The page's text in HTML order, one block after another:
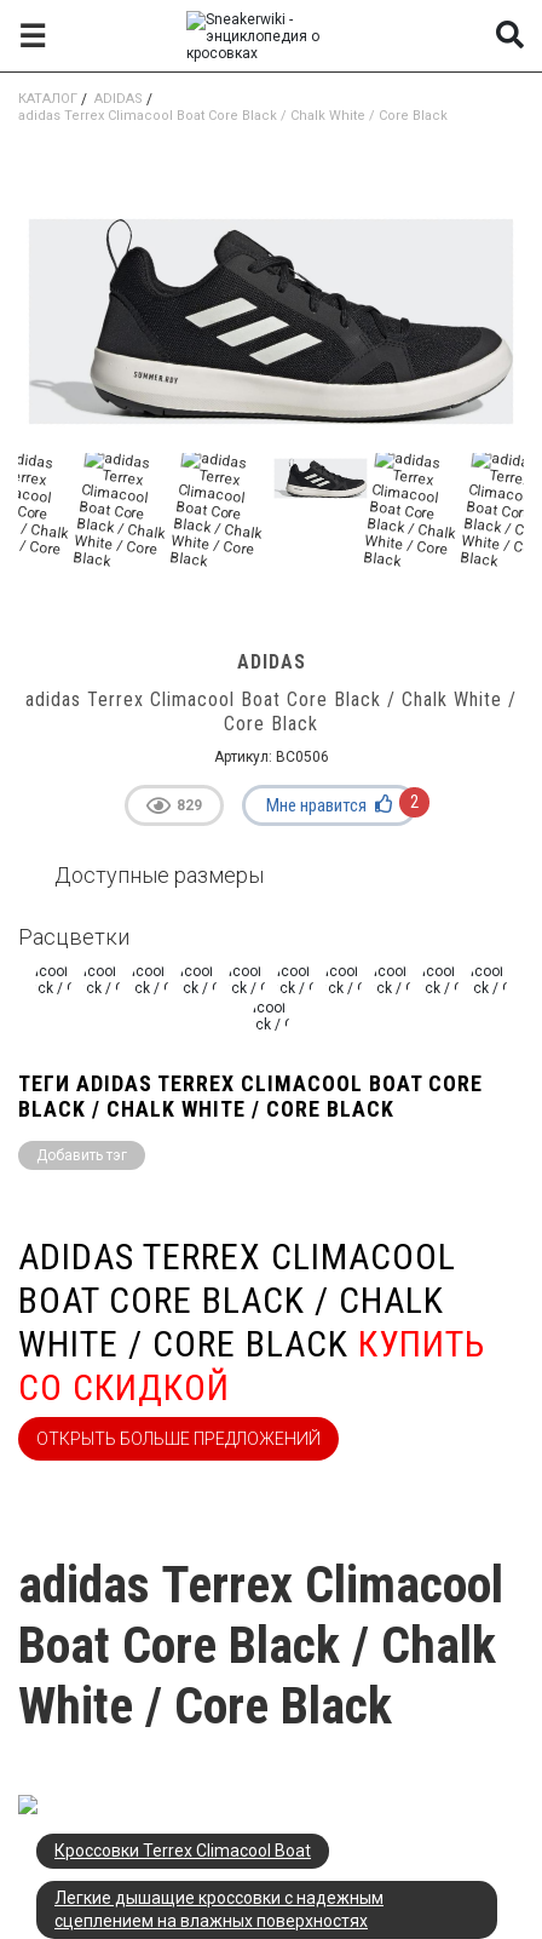
☰
КАТАЛОГ / ADIDAS /
adidas Terrex Climacool Boat Core Black / Chalk White / Core Black
ADIDAS TERREX CLIMACOOL
BOAT CORE BLACK / CHALK
WHITE / CORE BLACK КУПИТЬ
СО СКИДКОЙ
ОТКРЫТЬ БОЛЬШЕ ПРЕДЛОЖЕНИЙ
adidas Terrex Climacool
Boat Core Black / Chalk
White / Core Black
Кроссовки Terrex Climacool Boat
Легкие дышащие кроссовки с надежным
сцеплением на влажных поверхностях
ADIDAS
adidas Terrex Climacool Boat Core Black / Chalk White /
Core Black
Артикул: BC0506
829 Мне нравится 2
Доступные размеры
Расцветки
ТЕГИ ADIDAS TERREX CLIMACOOL BOAT CORE
BLACK / CHALK WHITE / CORE BLACK
Добавить тэг